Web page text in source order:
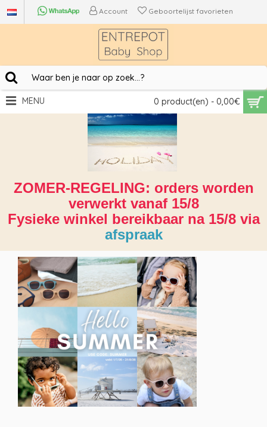
Account Geboortelijst favorieten
0 product(en) - 0,00€
MENU
ZOMER-REGELING: orders worden
verwerkt vanaf 15/8
Fysieke winkel bereikbaar na 15/8 via
afspraak